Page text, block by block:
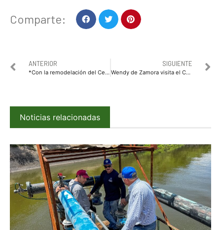
Comparte:
ANTERIOR
*Con la remodelación del Centro Histórico, vamos haciéndole justicia a los empresarios: Faustino Hernández Álvarez*
SIGUIENTE
Wendy de Zamora visita el CECJUDE de Mazatlán de la mano de Fundación Origami y escucha las experiencias de los internos
Noticias relacionadas